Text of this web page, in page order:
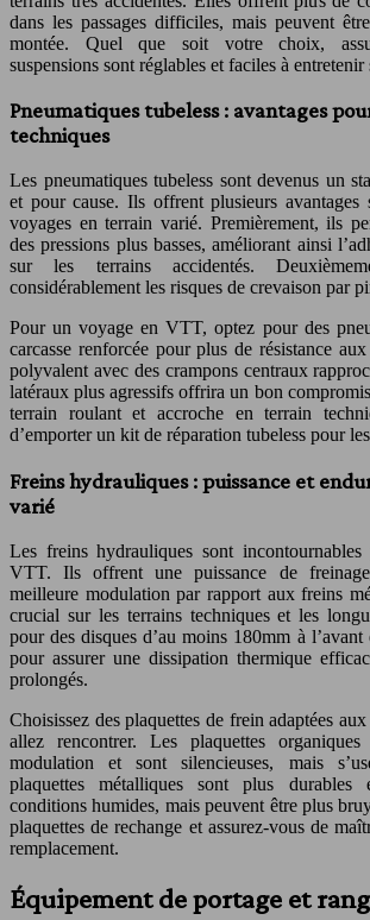
dans les passages difficiles, mais peuvent
montée. Quel que soit votre choix,
suspensions sont réglables et faciles à
Pneumatiques tubeless : avantages
techniques
Les pneumatiques tubeless sont devenus un
et pour cause. Ils offrent plusieurs
voyages en terrain varié. Premièrement, ils
des pressions plus basses, améliorant ainsi
sur les terrains accidentés.
considérablement les risques de crevaison par
Pour un voyage en VTT, optez pour des
carcasse renforcée pour plus de résistance
polyvalent avec des crampons centraux
latéraux plus agressifs offrira un bon
terrain roulant et accroche en terrain
d’emporter un kit de réparation tubeless pour
Freins hydrauliques : puissance et
varié
Les freins hydrauliques sont
VTT. Ils offrent une puissance de
meilleure modulation par rapport aux freins
crucial sur les terrains techniques et les
pour des disques d’au moins 180mm à
pour assurer une dissipation thermique
prolongés.
Choisissez des plaquettes de frein adaptées
allez rencontrer. Les plaquettes
modulation et sont silencieuses, mais
plaquettes métalliques sont plus durables
conditions humides, mais peuvent être plus
plaquettes de rechange et assurez-vous de
remplacement.
Équipement de portage et